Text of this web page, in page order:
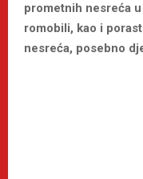
prometnih nesreća
romobili, kao i
nesreća, posebno